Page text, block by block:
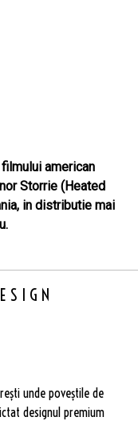
american
Storrie (Heated
in distributie mai
unde poveștile de
designul premium